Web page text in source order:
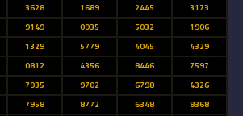
3628 1689 2445
3173
9149 0935 5032
1906
1329 5779 4045
4329
0812 4356 8446
7597
7935 9702 6798
4326
7958 8772 6348
8368